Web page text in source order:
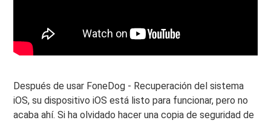
Después de usar FoneDog - Recuperación del sistema
iOS, su dispositivo iOS está listo para funcionar, pero no
acaba ahí. Si ha olvidado hacer una copia de seguridad de